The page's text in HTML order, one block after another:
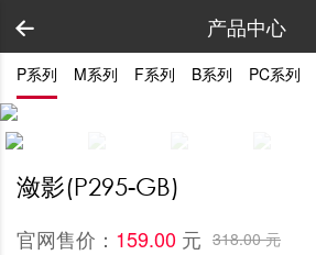
产品中心
P系列 M系列 F系列 B系列 PC系列
潋影(P295-GB)
官网售价： 159.00 元 318.00 元